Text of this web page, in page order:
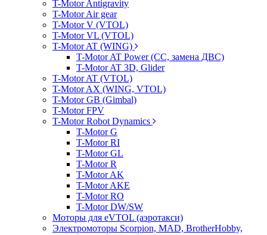
T-Motor Antigravity
T-Motor Air gear
T-Motor V (VTOL)
T-Motor VL (VTOL)
T-Motor AT (WING)
T-Motor AT Power (CC, замена ДВС)
T-Motor AT 3D, Glider
T-Motor AT (VTOL)
T-Motor AX (WING, VTOL)
T-Motor GB (Gimbal)
T-Motor FPV
T-Motor Robot Dynamics
T-Motor G
T-Motor RI
T-Motor GL
T-Motor R
T-Motor AK
T-Motor AKE
T-Motor RO
T-Motor DW/SW
Моторы для eVTOL (аэротакси)
Электромоторы Scorpion, MAD, BrotherHobby,